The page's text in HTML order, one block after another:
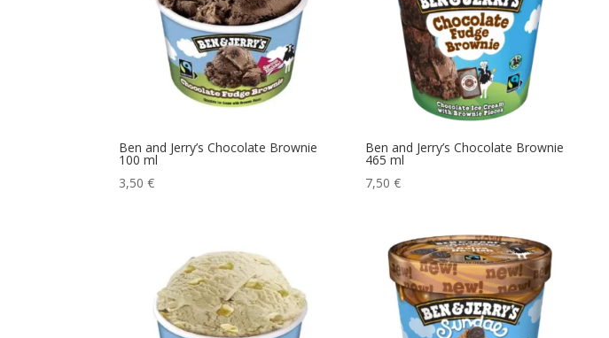
Ben and Jerry’s Chocolate Brownie
100 ml
3,50€
Ben and Jerry’s Chocolate Brownie
465 ml
7,50€